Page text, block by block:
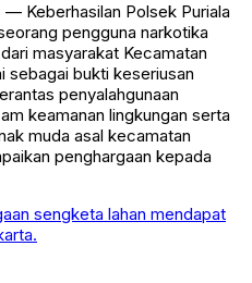
Keberhasilan Polsek Puriala
pengguna narkotika
masyarakat Kecamatan
sebagai bukti keseriusan
penyalahgunaan
keamanan lingkungan serta
muda asal kecamatan
penghargaan kepada